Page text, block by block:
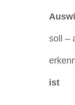
soll –
ist